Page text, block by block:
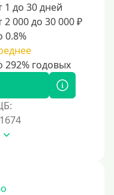
1 до 30 дней
2 000 до 30 000 ₽
0.8%